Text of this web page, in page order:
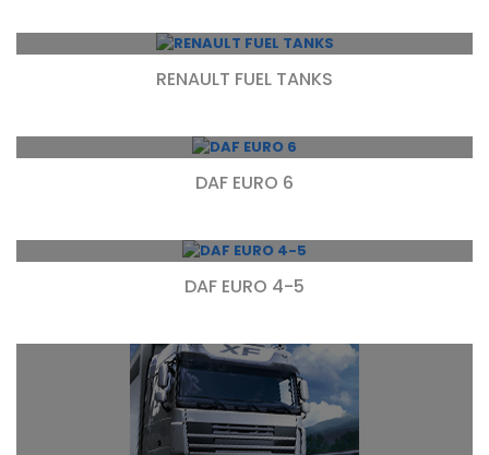
RENAULT FUEL TANKS
DAF EURO 6
DAF EURO 4-5